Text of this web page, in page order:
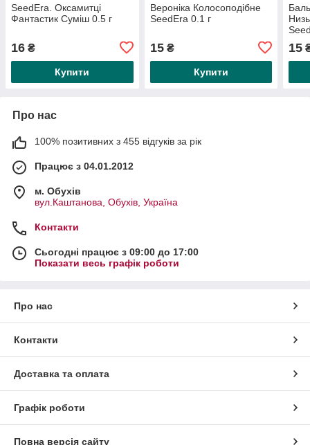
SeedEra. Оксамитці
Фантастик Суміш 0.5 г
16 ₴
Купити
Вероніка Колосоподібне
SeedEra 0.1 г
15₴
Купити
15
Про нас
100% позитивних з 455 відгуків за рік
Працює з 04.01.2012
м. Обухів
вул.Каштанова, Обухів, Україна
Контакти
Сьогодні працює з 09:00 до 17:00
Показати весь графік роботи
Про нас
Контакти
Доставка та оплата
Графік роботи
Повна версія сайту